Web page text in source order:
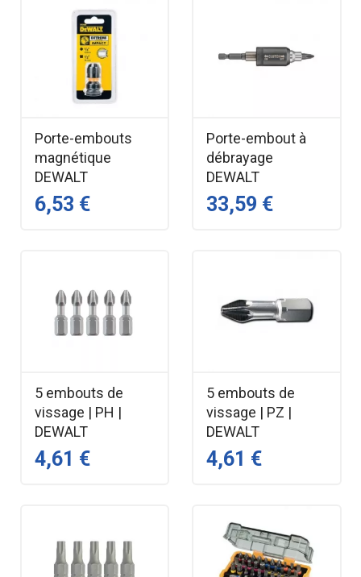
Porte-embouts
magnétique
DEWALT
6,53 €
Porte-embout à
débrayage
DEWALT
33,59 €
5 embouts de
vissage | PH |
DEWALT
4,61 €
5 embouts de
vissage | PZ |
DEWALT
4,61 €